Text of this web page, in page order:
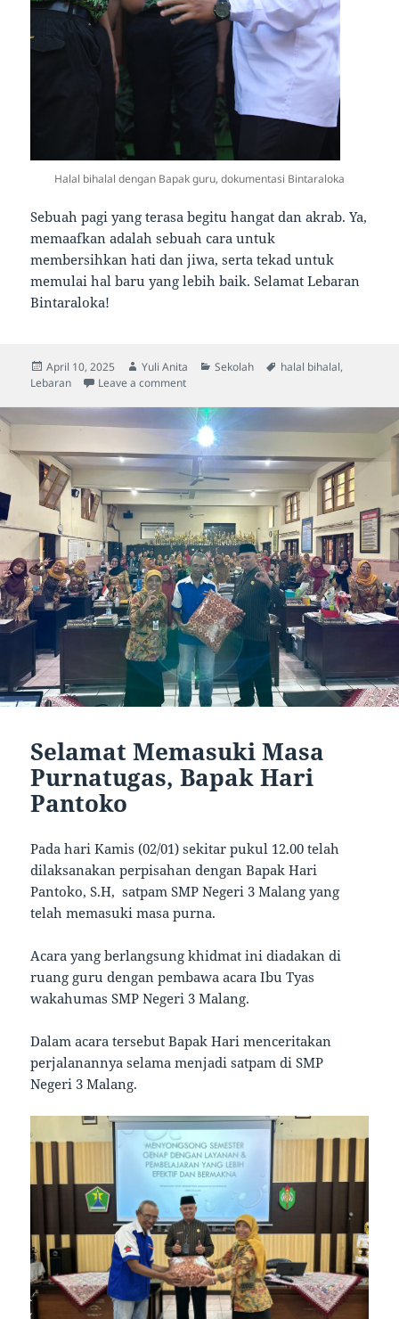
Halal bihalal dengan Bapak guru, dokumentasi Bintaraloka
Sebuah pagi yang terasa begitu hangat dan akrab. Ya,
memaafkan adalah sebuah cara untuk
membersihkan hati dan jiwa, serta tekad untuk
memulai hal baru yang lebih baik. Selamat Lebaran
Bintaraloka!
Posted
on
April 10, 2025 Author
Yuli Anita Categories
Sekolah Tags
halal bihalal,
Lebaran
Leave a commenton Selamat Lebaran, Bintaraloka!
Selamat Memasuki Masa
Purnatugas, Bapak Hari
Pantoko
Pada hari Kamis (02/01) sekitar pukul 12.00 telah
dilaksanakan perpisahan dengan Bapak Hari
Pantoko, S.H, satpam SMP Negeri 3 Malang yang
telah memasuki masa purna.
Acara yang berlangsung khidmat ini diadakan di
ruang guru dengan pembawa acara Ibu Tyas
wakahumas SMP Negeri 3 Malang.
Dalam acara tersebut Bapak Hari menceritakan
perjalanannya selama menjadi satpam di SMP
Negeri 3 Malang.